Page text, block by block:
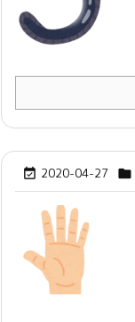
 2020-04-27 